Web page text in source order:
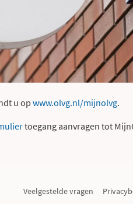
u op www.olvg.nl/mijnolvg.
toegang aanvragen tot
Veelgestelde vragen